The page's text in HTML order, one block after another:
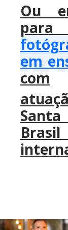
Ou
em
com